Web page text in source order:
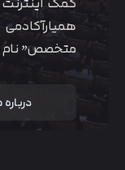
متخصص”
درباره